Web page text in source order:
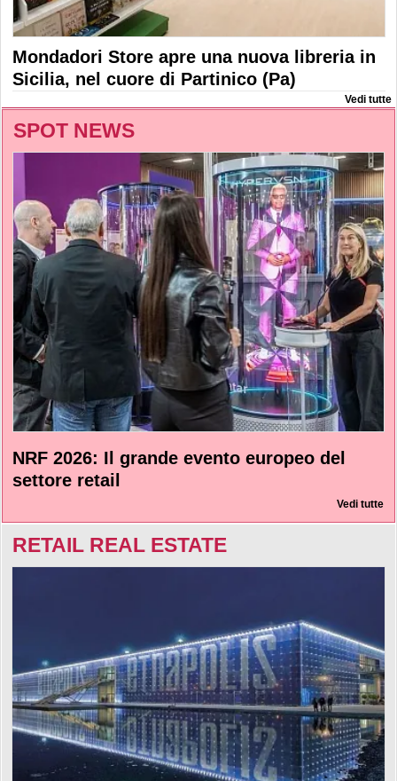
Mondadori Store apre una nuova libreria in
Sicilia, nel cuore di Partinico (Pa)
Vedi tutte
SPOT NEWS
NRF 2026: Il grande evento europeo del
settore retail
Vedi tutte
RETAIL REAL ESTATE